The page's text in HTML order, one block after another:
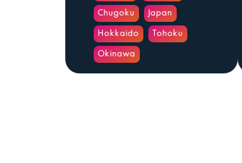
Chugoku
Japan
Hokkaido
Tohoku
Okinawa